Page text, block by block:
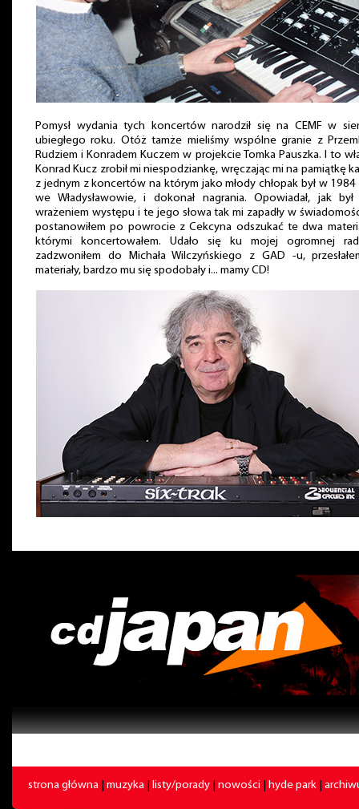
Pomysł wydania tych koncertów narodził się na CEMF w
ubiegłego roku. Otóż tamże mieliśmy wspólne granie z
Rudziem i Konradem Kuczem w projekcie Tomka Pauszka. I to
Konrad Kucz zrobił mi niespodziankę, wręczając mi na pamiątkę
z jednym z koncertów na którym jako młody chłopak był w
we Władysławowie, i dokonał nagrania. Opowiadał, jak
wrażeniem występu i te jego słowa tak mi zapadły w
postanowiłem po powrocie z Cekcyna odszukać te dwa
którymi koncertowałem. Udało się ku mojej ogromnej
zadzwoniłem do Michała Wilczyńskiego z GAD -u,
materiały, bardzo mu się spodobały i... mamy CD!
strona główna muzyka listy/porady nowości hyde park